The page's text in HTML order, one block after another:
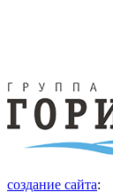
создание сайта: